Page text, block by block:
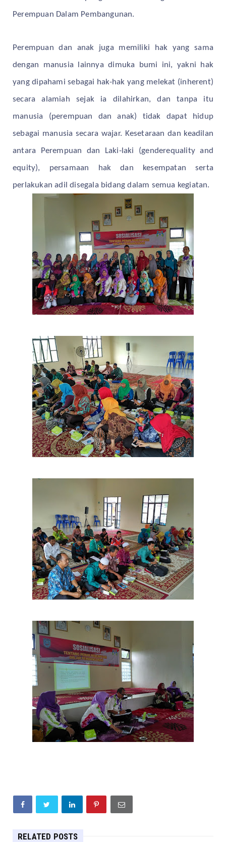
Perempuan Dalam Pembangunan.
Perempuan dan anak juga memiliki hak yang sama
dengan manusia lainnya dimuka bumi ini, yakni hak
yang dipahami sebagai hak-hak yang melekat (inherent)
secara alamiah sejak ia dilahirkan, dan tanpa itu
manusia (perempuan dan anak) tidak dapat hidup
sebagai manusia secara wajar. Kesetaraan dan keadilan
antara Perempuan dan Laki-laki (genderequality and
equity), persamaan hak dan kesempatan serta
perlakukan adil disegala bidang dalam semua kegiatan.
RELATED POSTS